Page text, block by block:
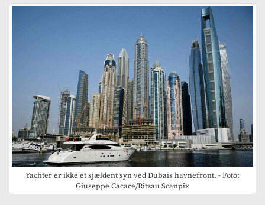
Yachter er ikke et sjældent syn ved Dubais havnefront. - Foto:
Giuseppe Cacace/Ritzau Scanpix